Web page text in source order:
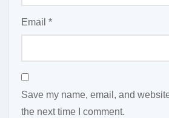
Email *
Save my name, email, and
the next time I comment.